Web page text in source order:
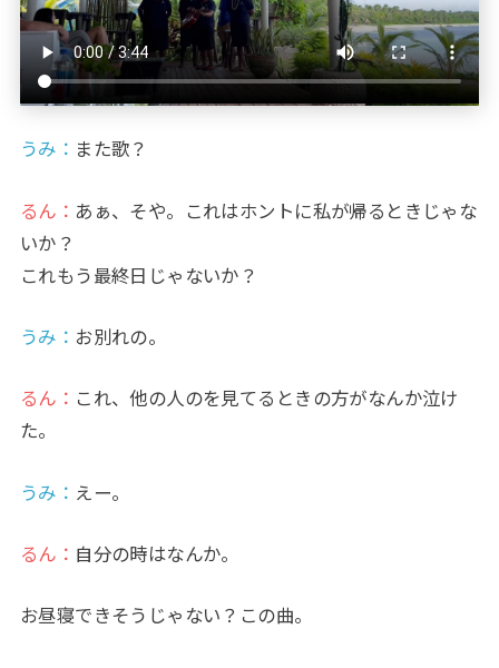
うみ ： また歌？
るん： あぁ、そや。これはホントに私が帰るときじゃな
いか？
これもう最終日じゃないか？
うみ ： お別れの。
るん： これ、他の人のを見てるときの方がなんか泣け
た。
うみ ： えー。
るん： 自分の時はなんか。
お昼寝できそうじゃない？この曲。